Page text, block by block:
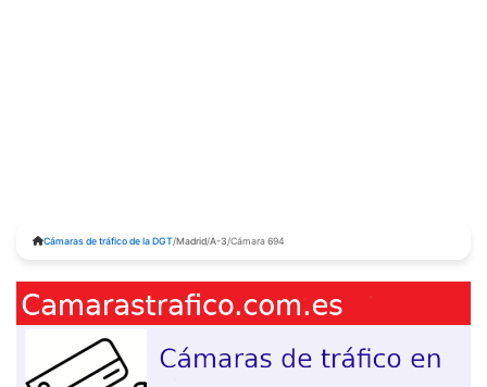
Cámaras de tráfico de la DGT/Madrid/A-3 /Cámara 694